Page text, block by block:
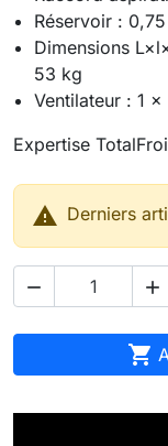
Réservoir :
Dimensions
53 kg
Ventilateur : 1
Expertise
 Derniers
 
